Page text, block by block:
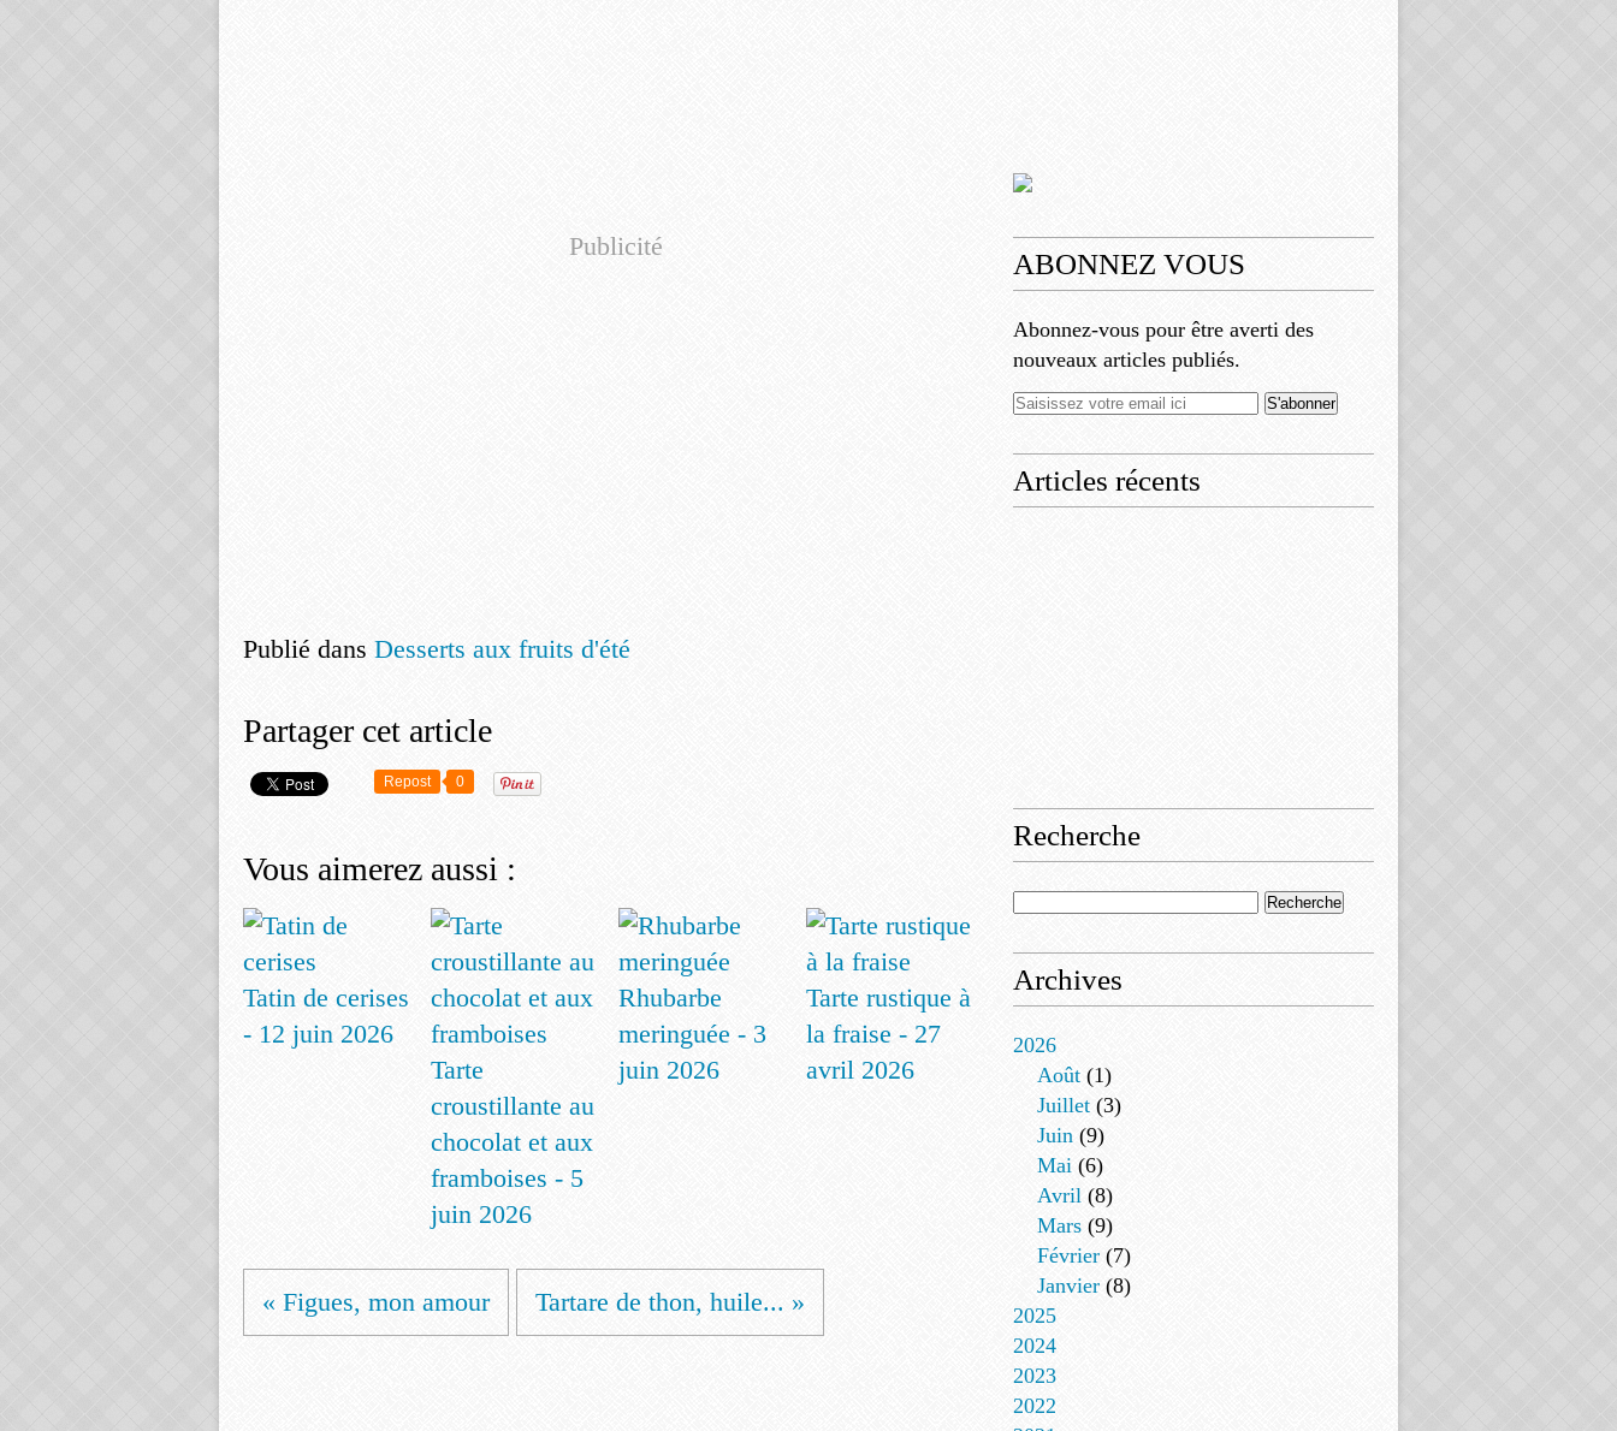
Publicité
Publié dans Desserts aux fruits d'été
Partager cet article
Repost 0
Vous aimerez aussi :
Tatin de cerises
- 12 juin 2026
Tarte
croustillante au
chocolat et aux
framboises - 5
juin 2026
Rhubarbe
meringuée - 3
juin 2026
Tarte rustique à
la fraise - 27
avril 2026
« Figues, mon amour Tartare de thon, huile... »
ABONNEZ VOUS
Abonnez-vous pour être averti des
nouveaux articles publiés.
Articles récents
Recherche
Archives
2026
Août (1)
Juillet (3)
Juin (9)
Mai (6)
Avril (8)
Mars (9)
Février (7)
Janvier (8)
2025
2024
2023
2022